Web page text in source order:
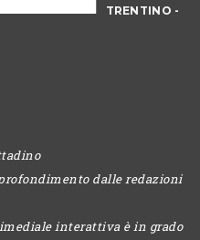
TRENTINO -
dalle redazioni
interattiva è in grado